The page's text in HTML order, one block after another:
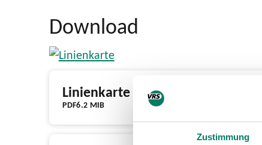
Zustimmung
Download
PDF6.2 MIB
Linienkarte